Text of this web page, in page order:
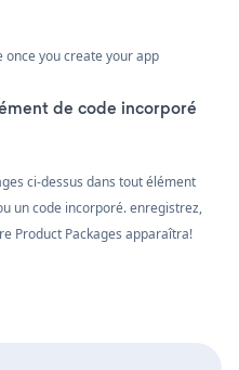
once you create your app
de code incorporé
ci-dessus dans tout élément
un code incorporé. enregistrez,
Product Packages apparaîtra!